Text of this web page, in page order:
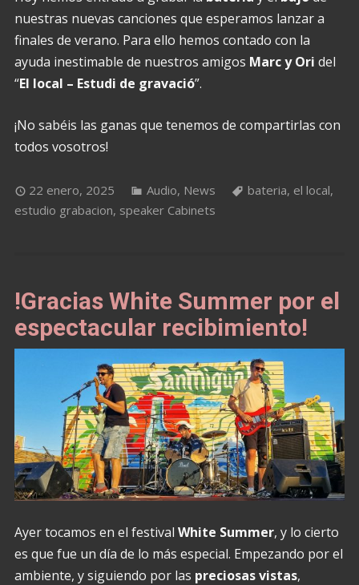
nuestras nuevas canciones que esperamos lanzar a
finales de verano. Para ello hemos contado con la
ayuda inestimable de nuestros amigos Marc y Ori del
“El local – Estudi de gravació”.
¡No sabéis las ganas que tenemos de compartirlas con
todos vosotros!
22 enero, 2025 Audio, News bateria, el local,
estudio grabacion, speaker Cabinets
!Gracias White Summer por el
espectacular recibimiento!
Ayer tocamos en el festival White Summer, y lo cierto
es que fue un día de lo más especial. Empezando por el
ambiente, y siguiendo por las preciosas vistas,